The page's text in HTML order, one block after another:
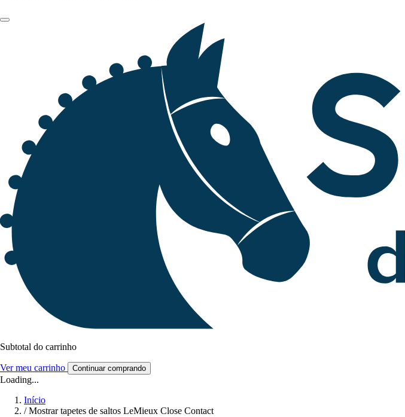
Subtotal do carrinho
Ver meu carrinho Continuar comprando
Loading...
Início
/ Mostrar tapetes de saltos LeMieux Close Contact